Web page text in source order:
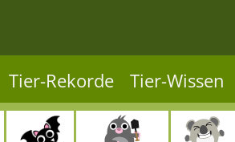
Tier-Rekorde Tier-Wissen